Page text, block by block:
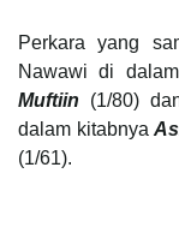
Perkara yang
Nawawi di dalam
Muftiin (1/80)
dalam kitabnya
(1/61).